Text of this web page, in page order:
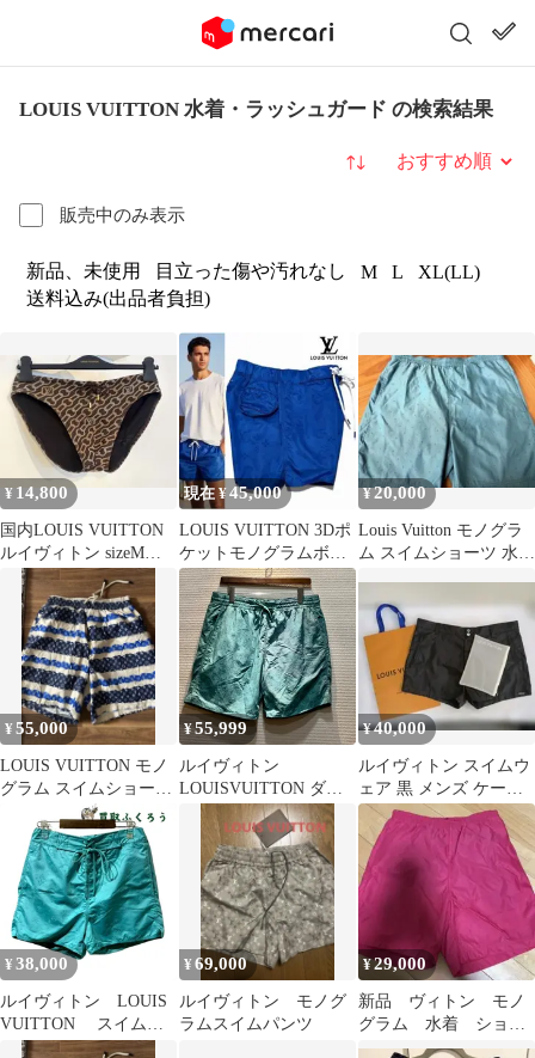
LOUIS VUITTON 水着・ラッシュガード の検索結果
販売中のみ表示
並び替え
新品、未使用 目立った傷や汚れなし M L
XL(LL)
送料込み(出品者負担)
¥ 14,800
国内LOUIS VUITTON
ルイヴィトン sizeM正
規品 水着 モノグラム
現在 ¥45,000
LOUIS VUITTON 3Dポ
ケットモノグラムボー
ドショーツルイヴィト
ン水着
¥20,000
Louis Vuitton モノグラ
ム スイムショーツ 水着
¥55,000
LOUIS VUITTON モノ
グラム スイムショーツ
¥55,999
ルイヴィトン
LOUISVUITTON ダミ
エ スイム トランクス
スイムウエア 水着 ショ
ートパンツ グリーン
[XL] メンズ HRW01W
F721/T107
¥40,000
ルイヴィトン スイムウ
ェア 黒 メンズ ケース
付き
¥ 38,000
ルイヴィトン LOUIS
VUITTON スイムウ
ェア 3Dポケットモノ
¥69,000
ルイヴィトン モノグ
ラムスイムパンツ
¥29,000
新品 ヴィトン モノ
グラム 水着 ショー
ツ